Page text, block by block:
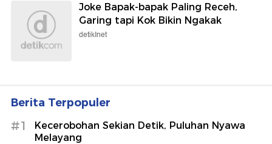
Joke Bapak-bapak Paling Receh,
Garing tapi Kok Bikin Ngakak
detikInet
Berita Terpopuler
#1
Kecerobohan Sekian Detik, Puluhan Nyawa
Melayang